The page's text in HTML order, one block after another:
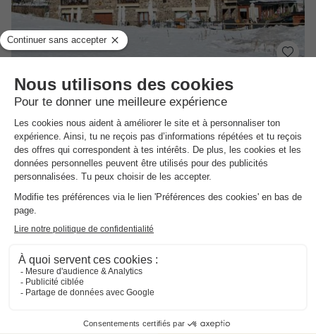
Pierre & Vacances Résidence Andorra La Tulipa
Andorre, Arans (24,8 km de Aston)
Carte
Appartements chaleureux et équipés avec…
Service de petit-déjeuner, bar et restaurant…
Voir les autres disponibilités